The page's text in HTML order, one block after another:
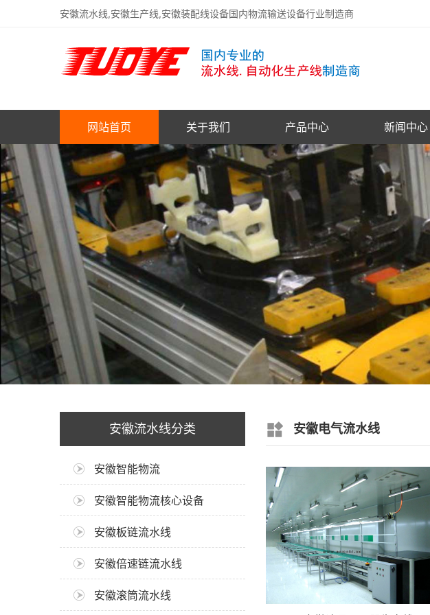
安徽流水线,安徽生产线,安徽装配线设备国内物流输送设备行业制造商
网站首页 关于我们 产品中心 新闻中心
安徽流水线分类
安徽智能物流
安徽智能物流核心设备
安徽板链流水线
安徽倍速链流水线
安徽滚筒流水线
安徽电气流水线